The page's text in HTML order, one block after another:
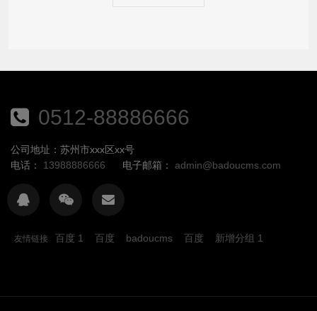
0512-88886666
公司地址：苏州市xxx区xx号
电话： 13988886666 电子邮箱： admin@badoucms.com
友情链接 百度 1 百度 badoucms 百度 新增分组 1